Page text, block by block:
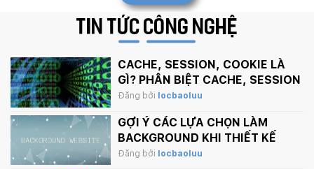
TIN TỨCCÔNG NGHỆ
CACHE, SESSION, COOKIE LÀ
GÌ? PHÂN BIỆT CACHE, SESSION
VÀ COOKIE
Đăng bởi locbaoluu
GỢI Ý CÁC LỰA CHỌN LÀM
BACKGROUND KHI THIẾT KẾ
WEBSITE
Đăng bởi locbaoluu